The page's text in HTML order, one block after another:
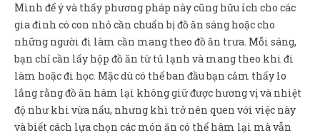
Mình để ý và thấy phương pháp này cũng hữu ích cho các
gia đình có con nhỏ cần chuẩn bị đồ ăn sáng hoặc cho
những người đi làm cần mang theo đồ ăn trưa. Mỗi sáng,
bạn chỉ cần lấy hộp đồ ăn từ tủ lạnh và mang theo khi đi
làm hoặc đi học. Mặc dù có thể ban đầu bạn cảm thấy lo
lắng rằng đồ ăn hâm lại không giữ được hương vị và nhiệt
độ như khi vừa nấu, nhưng khi trở nên quen với việc này
và biết cách lựa chọn các món ăn có thể hâm lại mà vẫn